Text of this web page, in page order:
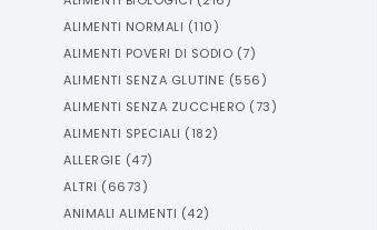
ALIMENTI NORMALI (110)
ALIMENTI POVERI DI SODIO (7)
ALIMENTI SENZA GLUTINE (556)
ALIMENTI SENZA ZUCCHERO (73)
ALIMENTI SPECIALI (182)
ALLERGIE (47)
ALTRI (6673)
ANIMALI ALIMENTI (42)